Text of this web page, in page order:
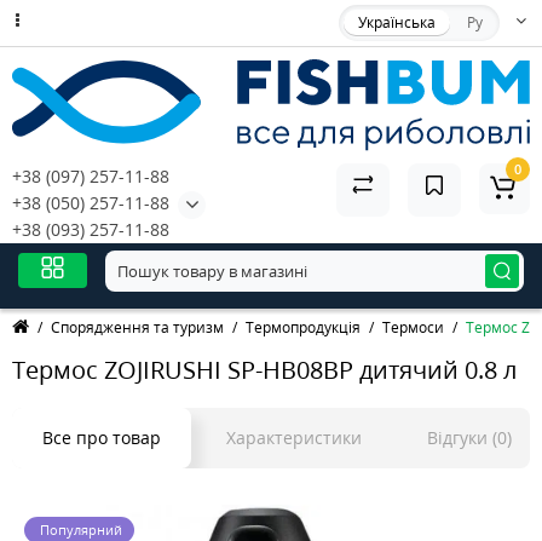
Українська Ру
+38 (097) 257-11-88
+38 (050) 257-11-88
+38 (093) 257-11-88
0
Спорядження та туризм Термопродукція Термоси Термос
Термос ZOJIRUSHI SP-HB08BP дитячий 0.8 л
Все про товар Характеристики Відгуки (0)
Популярний